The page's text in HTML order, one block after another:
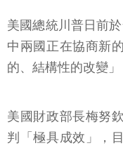
美國總統川普日前
中兩國正在協商新
的、結構性的改變」
美國財政部長梅努
判「極具成效」，